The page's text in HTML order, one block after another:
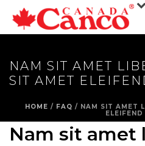
NAM SIT AMET
SIT AMET
HOME / FAQ / NAM SIT AMET
Nam sit amet